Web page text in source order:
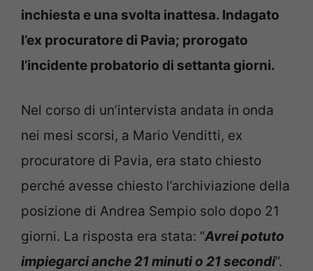
inchiesta e una svolta inattesa. Indagato
l’ex procuratore di Pavia; prorogato
l’incidente probatorio di settanta giorni.
Nel corso di un’intervista andata in onda
nei mesi scorsi, a Mario Venditti, ex
procuratore di Pavia, era stato chiesto
perché avesse chiesto l’archiviazione della
posizione di Andrea Sempio solo dopo 21
giorni. La risposta era stata: “Avrei potuto
impiegarci anche 21 minuti o 21 secondi”.